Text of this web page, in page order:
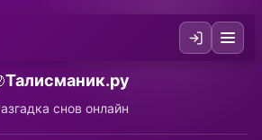
Талисманик.ру
снов онлайн